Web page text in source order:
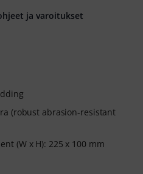
(robust abrasion-resistant
(W x H): 225 x 100 mm
ja varoitukset